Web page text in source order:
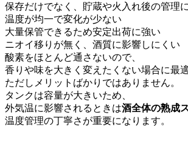
保存だけでなく、貯蔵や火入れ後の管理
温度が均一で変化が少ない
大量保管できるため安定出荷に強い
ニオイ移りが無く、酒質に影響しにくい
酸素をほとんど通さないので、
香りや味を大きく変えたくない場合に最適
ただしメリットばかりではありません。
タンクは容量が大きいため、
外気温に影響されるときは酒全体の熟成
温度管理の丁寧さが重要になります。